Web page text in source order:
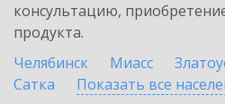
консультацию,
продукта.
Челябинск
Миасс
Сатка
Показать все